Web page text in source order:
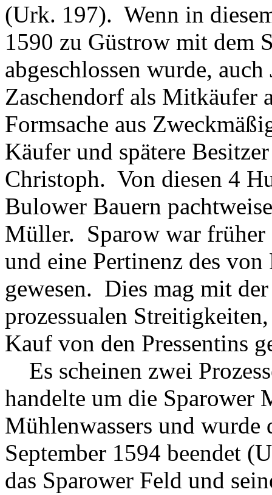
(Urk. 197). Wenn in
1590 zu Güstrow mit dem
abgeschlossen wurde,
Zaschendorf als Mitkäufer
Formsache aus
Käufer und spätere
Christoph. Von diesen 4
Bulower Bauern
Müller. Sparow war
und eine Pertinenz des von
gewesen. Dies mag mit
prozessualen
Kauf von den Pressentins
Es scheinen zwei
handelte um die Sparower
Mühlenwassers und
September 1594 beendet
das Sparower Feld und